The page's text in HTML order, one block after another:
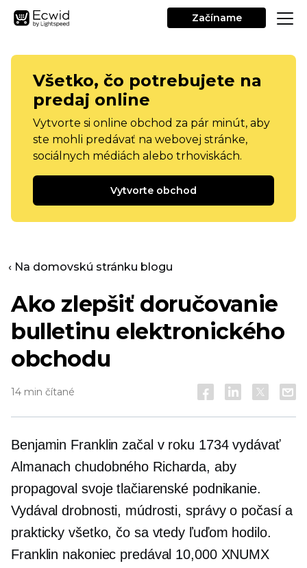
Začíname
Všetko, čo potrebujete na
predaj online
Vytvorte si online obchod za pár minút, aby
ste mohli predávať na webovej stránke,
sociálnych médiách alebo trhoviskách.
Vytvorte obchod
‹ Na domovskú stránku blogu
Ako zlepšiť doručovanie
bulletinu elektronického
obchodu
14 min čítané
Benjamin Franklin začal v roku 1734 vydávať
Almanach chudobného Richarda, aby
propagoval svoje tlačiarenské podnikanie.
Vydával drobnosti, múdrosti, správy o počasí a
prakticky všetko, čo sa vtedy ľuďom hodilo.
Franklin nakoniec predával 10,000 XNUMX